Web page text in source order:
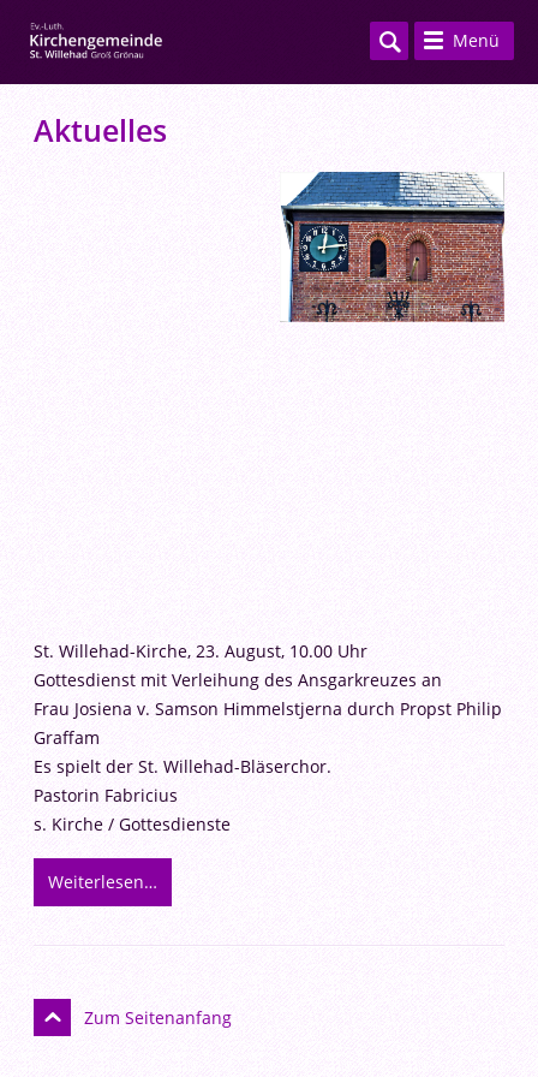
Menü
Aktuelles
St. Willehad-Kirche, 23. August, 10.00 Uhr
Gottesdienst mit Verleihung des Ansgarkreuzes an
Frau Josiena v. Samson Himmelstjerna durch Propst Philip
Graffam
Es spielt der St. Willehad-Bläserchor.
Pastorin Fabricius
s. Kirche / Gottesdienste
Weiterlesen…
Zum Seitenanfang